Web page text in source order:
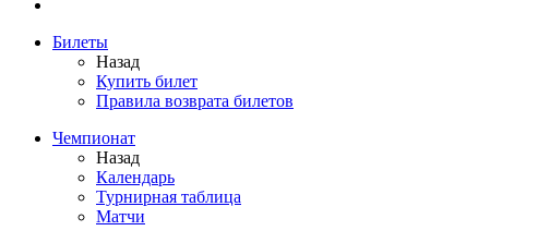
Билеты
Назад
Купить билет
Правила возврата билетов
Чемпионат
Назад
Календарь
Турнирная таблица
Матчи